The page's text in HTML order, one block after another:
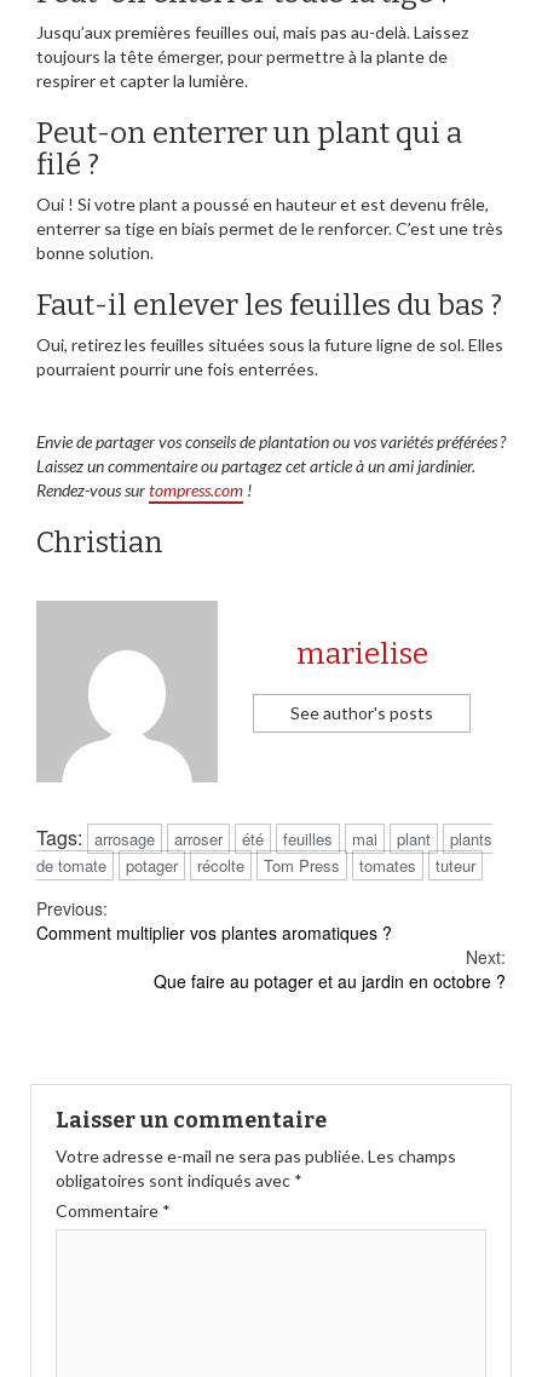
Jusqu’aux premières feuilles oui, mais pas au-delà. Laissez
toujours la tête émerger, pour permettre à la plante de
respirer et capter la lumière.
Peut-on enterrer un plant qui a
filé ?
Oui ! Si votre plant a poussé en hauteur et est devenu frêle,
enterrer sa tige en biais permet de le renforcer. C’est une très
bonne solution.
Faut-il enlever les feuilles du bas ?
Oui, retirez les feuilles situées sous la future ligne de sol. Elles
pourraient pourrir une fois enterrées.
Envie de partager vos conseils de plantation ou vos variétés préférées ?
Laissez un commentaire ou partagez cet article à un ami jardinier.
Rendez-vous surtompress.com !
Christian
marielise
See author's posts
Tags: arrosage arroser été feuilles mai plant
plants
de tomate
potager récolte Tom Press tomates tuteur
Continue
Reading
Previous:
Comment multiplier vos plantes aromatiques ?
Next:
Que faire au potager et au jardin en octobre ?
Laisser un commentaire
Votre adresse e-mail ne sera pas publiée.Les champs
obligatoires sont indiqués avec *
Commentaire *